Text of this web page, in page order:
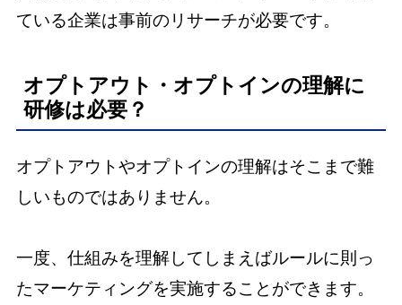
ている企業は事前のリサーチが必要です。
オプトアウト・オプトインの理解に
研修は必要？
オプトアウトやオプトインの理解はそこまで難
しいものではありません。
一度、仕組みを理解してしまえばルールに則っ
たマーケティングを実施することができます。